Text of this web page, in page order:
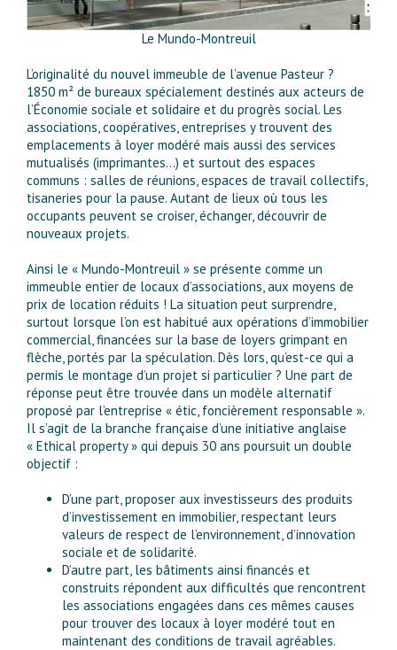
Le Mundo-Montreuil
L’originalité du nouvel immeuble de l’avenue Pasteur ?
1850 m² de bureaux spécialement destinés aux acteurs de
l’Économie sociale et solidaire et du progrès social. Les
associations, coopératives, entreprises y trouvent des
emplacements à loyer modéré mais aussi des services
mutualisés (imprimantes…) et surtout des espaces
communs : salles de réunions, espaces de travail collectifs,
tisaneries pour la pause. Autant de lieux où tous les
occupants peuvent se croiser, échanger, découvrir de
nouveaux projets.
Ainsi le « Mundo-Montreuil » se présente comme un
immeuble entier de locaux d’associations, aux moyens de
prix de location réduits ! La situation peut surprendre,
surtout lorsque l’on est habitué aux opérations d’immobilier
commercial, financées sur la base de loyers grimpant en
flèche, portés par la spéculation. Dès lors, qu’est-ce qui a
permis le montage d’un projet si particulier ? Une part de
réponse peut être trouvée dans un modèle alternatif
proposé par l’entreprise « étic, foncièrement responsable ».
Il s’agit de la branche française d’une initiative anglaise
« Ethical property » qui depuis 30 ans poursuit un double
objectif :
D’une part, proposer aux investisseurs des produits
d’investissement en immobilier, respectant leurs
valeurs de respect de l’environnement, d’innovation
sociale et de solidarité.
D’autre part, les bâtiments ainsi financés et
construits répondent aux difficultés que rencontrent
les associations engagées dans ces mêmes causes
pour trouver des locaux à loyer modéré tout en
maintenant des conditions de travail agréables.